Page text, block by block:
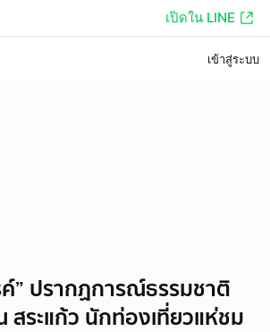
เปิดใน LINE
เข้าสู่ระบบ
” ปรากฏการณ์ธรรมชาติ
ระแก้ว นักท่องเที่ยวแห่ชม